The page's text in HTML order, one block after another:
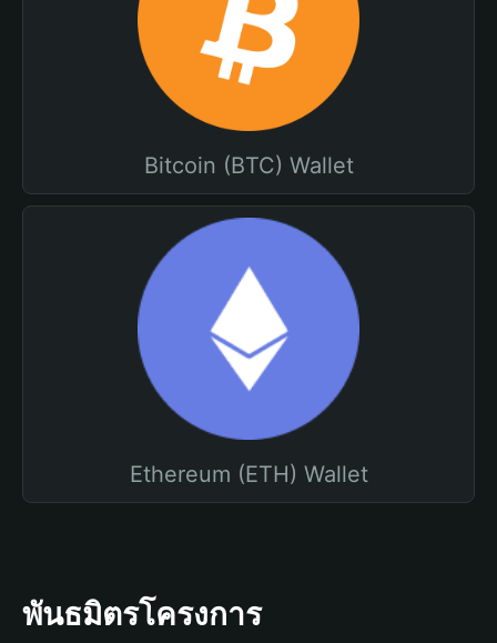
Bitcoin (BTC) Wallet
Ethereum (ETH) Wallet
พันธมิตรโครงการ